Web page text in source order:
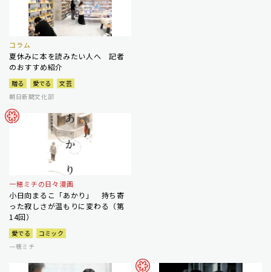
コラム
夏休みに本を読みたい人へ 記者
のおすすめ紹介
贈る 愛でる
文芸
朝日新聞文化部
一穂ミチの日々漫画
小日向まるこ「あかり」 持ち寄
った寂しさが温もりに変わる（第
14回）
愛でる
コミック
一穂ミチ